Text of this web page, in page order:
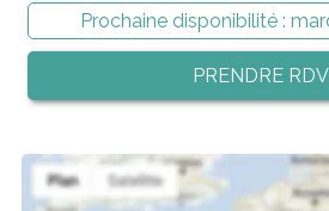
Prochaine disponibilité :
PRENDRE